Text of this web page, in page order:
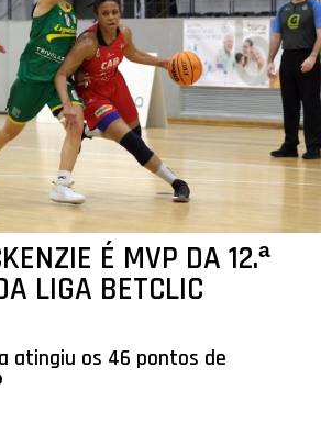
É MVP DA 12.ª
LIGA BETCLIC
atingiu os 46 pontos de